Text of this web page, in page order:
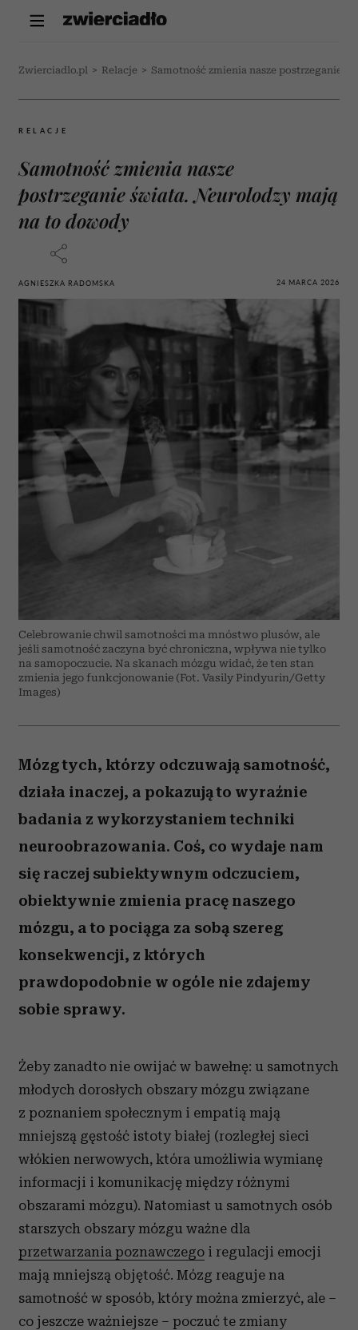
Zwierciadlo.pl > Relacje > Samotność zmienia nasze postrzeganie
RELACJE
Samotność zmienia nasze
postrzeganie świata. Neurolodzy mają
na to dowody
AGNIESZKA RADOMSKA 24 MARCA 2026
Celebrowanie chwil samotności ma mnóstwo plusów, ale
jeśli samotność zaczyna być chroniczna, wpływa nie tylko
na samopoczucie. Na skanach mózgu widać, że ten stan
zmienia jego funkcjonowanie (Fot. Vasily Pindyurin/Getty
Images)
Mózg tych, którzy odczuwają samotność,
działa inaczej, a pokazują to wyraźnie
badania z wykorzystaniem techniki
neuroobrazowania. Coś, co wydaje nam
się raczej subiektywnym odczuciem,
obiektywnie zmienia pracę naszego
mózgu, a to pociąga za sobą szereg
konsekwencji, z których
prawdopodobnie w ogóle nie zdajemy
sobie sprawy.
Żeby zanadto nie owijać w bawełnę: u samotnych
młodych dorosłych obszary mózgu związane
z poznaniem społecznym i empatią mają
mniejszą gęstość istoty białej (rozległej sieci
włókien nerwowych, która umożliwia wymianę
informacji i komunikację między różnymi
obszarami mózgu). Natomiast u samotnych osób
starszych obszary mózgu ważne dla
przetwarzania poznawczego i regulacji emocji
mają mniejszą objętość. Mózg reaguje na
samotność w sposób, który można zmierzyć, ale –
co jeszcze ważniejsze – poczuć te zmiany